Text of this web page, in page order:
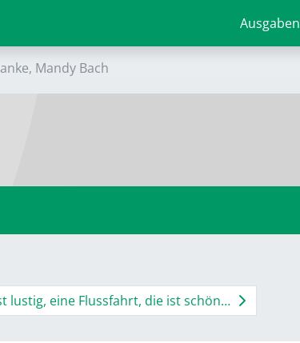
Ausgaben
Mandy Bach
lustig, eine Flussfahrt, die ist schön…